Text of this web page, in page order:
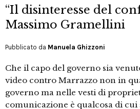
“Il disinteresse del
Massimo Gramellini
Pubblicato da Manuela Ghizzoni
Che il capo del governo sia
video contro Marrazzo non in
governo ma nelle vesti di
comunicazione è qualcosa di cui